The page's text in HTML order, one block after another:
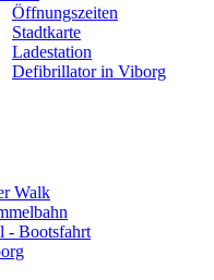
Öffnungszeiten
Stadtkarte
Ladestation
Defibrillator in Viborg
Walk
- Bootsfahrt